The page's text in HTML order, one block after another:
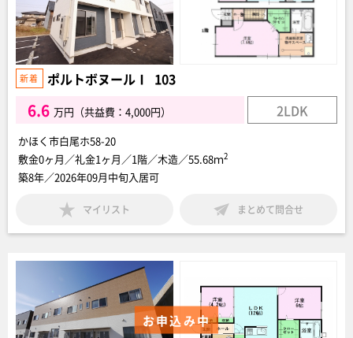
ポルトボヌールⅠ 103
6.6 万円（共益費：4,000円） 2LDK
かほく市白尾ホ58-20
敷金0ヶ月／礼金1ヶ月／1階／木造／55.68ｍ2
築8年／2026年09月中旬入居可
マイリスト まとめて問合せ
お申込み中